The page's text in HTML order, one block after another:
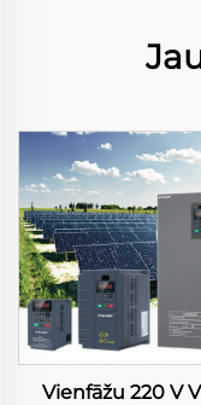
Vienfāžu 220 V